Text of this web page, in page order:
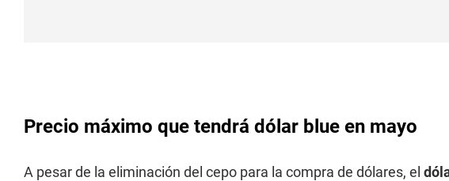
Precio máximo que tendrá dólar blue en mayo
A pesar de la eliminación del cepo para la compra de dólares, el